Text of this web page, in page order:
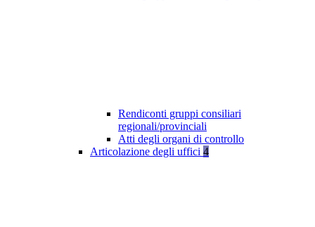
Rendiconti gruppi consiliari
regionali/provinciali
Atti degli organi di controllo
Articolazione degli uffici 4